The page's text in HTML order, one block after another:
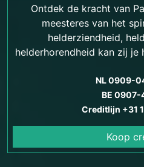
Ontdek de kracht van
meesteres van het
helderziendheid,
helderhorendheid kan zij je
emotionele en
NL 0909-
BE
Creditlijn +31
Koop